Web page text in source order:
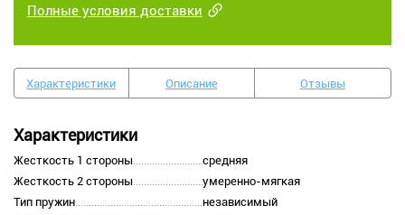
Полные условия доставки
Характеристики Описание Отзывы
Характеристики
Жесткость 1 стороны
средняя
Жесткость 2 стороны
умеренно-мягкая
Тип пружин
независимый